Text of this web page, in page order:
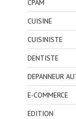
CPAM
CUISINE
CUISINISTE
DENTISTE
DEPANNEUR
E-COMMERCE
EDITION